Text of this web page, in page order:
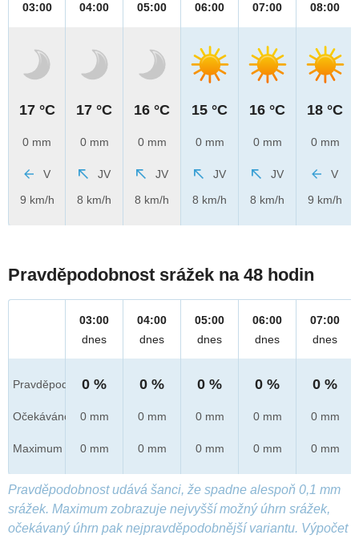
03:00
17 °C
0 mm
V
9 km/h
04:00
17 °C
0 mm
JV
8 km/h
05:00
16 °C
0 mm
JV
8 km/h
06:00
15 °C
0 mm
JV
8 km/h
07:00
16 °C
0 mm
JV
8 km/h
08:00
18 °C
0 mm
V
9 km/h
Pravděpodobnost srážek na 48 hodin
Pravděpod.
Očekáváno
Maximum
03:00
dnes
0 %
0 mm
0 mm
04:00
dnes
0 %
0 mm
0 mm
05:00
dnes
0 %
0 mm
0 mm
06:00
dnes
0 %
0 mm
0 mm
07:00
dnes
0 %
0 mm
0 mm
Pravděpodobnost udává šanci, že spadne alespoň 0,1 mm
srážek. Maximum zobrazuje nejvyšší možný úhrn srážek,
očekávaný úhrn pak nejpravděpodobnější variantu. Výpočet